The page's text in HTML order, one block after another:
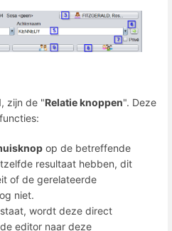
zijn de "Relatie knoppen". Deze
op de betreffende
resultaat hebben, dit
of de gerelateerde
niet.
wordt deze direct
editor naar deze